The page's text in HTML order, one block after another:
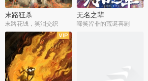
末路狂杀
末路花钱，笑泪交织
无名之辈
啼笑皆非的荒诞喜剧